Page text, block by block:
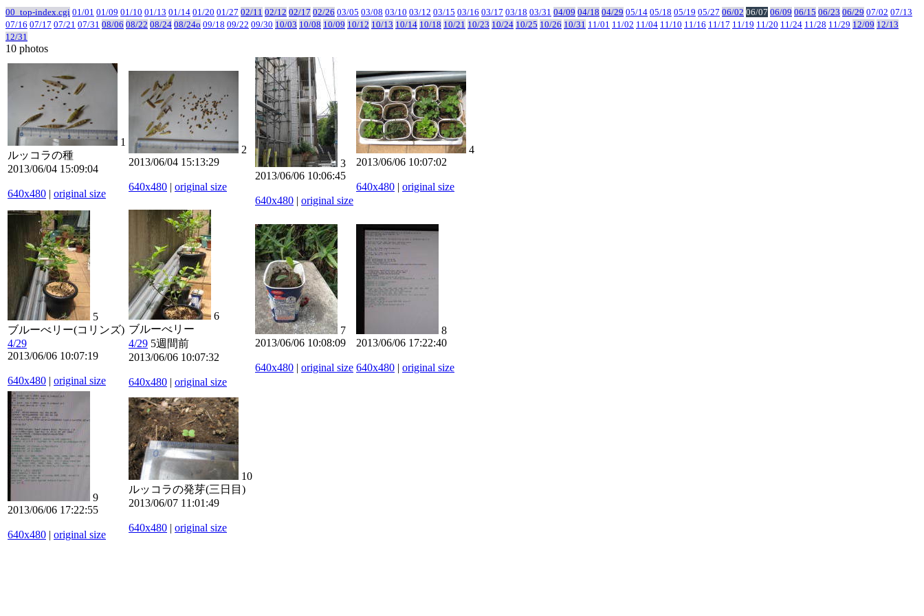
00_top-index.cgi 01/01 01/09 01/10 01/13 01/14 01/20 01/27 02/11 02/12 02/17 02/26 03/05 03/08 03/10 03/12 03/15 03/16 03/17 03/18 03/31 04/09 04/18 04/29 05/14 05/18 05/19 05/27 06/02 06/07 06/09 06/15 06/23 06/29 07/02 07/13
07/16 07/17 07/21 07/31 08/06 08/22 08/24 08/24o 09/18 09/22 09/30 10/03 10/08 10/09 10/12 10/13 10/14 10/18 10/21 10/23 10/24 10/25 10/26 10/31 11/01 11/02 11/04 11/10 11/16 11/17 11/19 11/20 11/24 11/28 11/29 12/09 12/13
12/31
10 photos
1
ルッコラの種
2013/06/04 15:09:04
640x480 | original size
2
2013/06/04 15:13:29
640x480 | original size
3
2013/06/06 10:06:45
640x480 | original size
4
2013/06/06 10:07:02
640x480 | original size
5
ブルーべリー(コリンズ)
4/29
2013/06/06 10:07:19
640x480 | original size
6
ブルーべリー
4/29 5週間前
2013/06/06 10:07:32
640x480 | original size
7
2013/06/06 10:08:09
640x480 | original size
8
2013/06/06 17:22:40
640x480 | original size
9
2013/06/06 17:22:55
640x480 | original size
10
ルッコラの発芽(三日目)
2013/06/07 11:01:49
640x480 | original size